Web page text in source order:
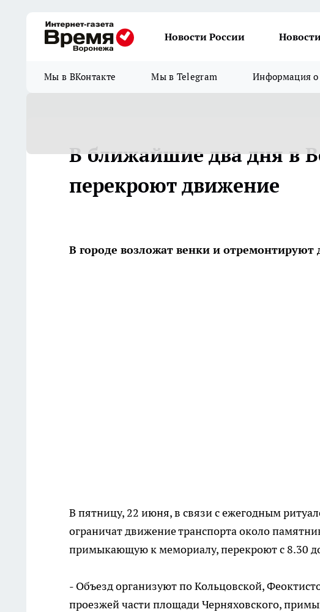
Новости России
Мы в ВКонтакте Мы в Telegram Информация о
В ближайшие два дня в
перекроют движение
В городе возложат венки и отремонтируют
В пятницу, 22 июня, в связи с ежегодным
ограничат движение транспорта около
примыкающую к мемориалу, перекроют с 8.30
- Объезд организуют по Кольцовской,
проезжей части площади Черняховского,